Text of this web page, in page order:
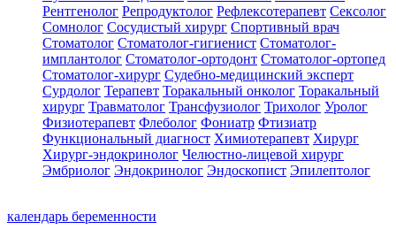
Рентгенолог Репродуктолог Рефлексотерапевт Сексолог
Сомнолог Сосудистый хирург Спортивный врач
Стоматолог Стоматолог-гигиенист Стоматолог-
имплантолог Стоматолог-ортодонт Стоматолог-ортопед
Стоматолог-хирург Судебно-медицинский эксперт
Сурдолог Терапевт Торакальный онколог Торакальный
хирург Травматолог Трансфузиолог Трихолог Уролог
Физиотерапевт Флеболог Фониатр Фтизиатр
Функциональный диагност Химиотерапевт Хирург
Хирург-эндокринолог Челюстно-лицевой хирург
Эмбриолог Эндокринолог Эндоскопист Эпилептолог
календарь беременности